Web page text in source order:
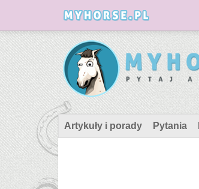
Artykuły i porady Pytania